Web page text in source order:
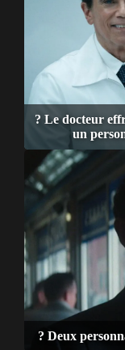
? Le docteur
un
? Deux